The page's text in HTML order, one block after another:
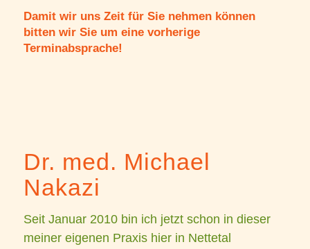
Damit wir uns Zeit für Sie nehmen können
bitten wir Sie um eine vorherige
Terminabsprache!
Dr. med. Michael
Nakazi
Seit Januar 2010 bin ich jetzt schon in dieser
meiner eigenen Praxis hier in Nettetal